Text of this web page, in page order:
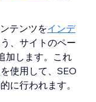
テンツをインデ
、サイトのペー
加します。これ
使用して、SEO
に行われます。